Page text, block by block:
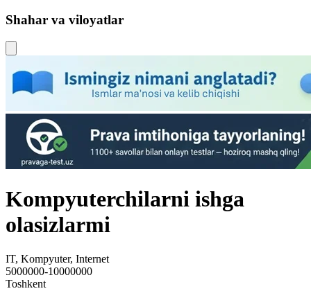
Shahar va viloyatlar
Kompyuterchilarni ishga
olasizlarmi
IT, Kompyuter, Internet
5000000-10000000
Toshkent